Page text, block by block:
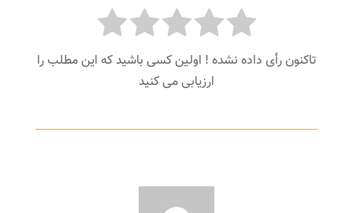
تاکنون رأی داده نشده ! اولین کسی باشید که این مطلب را
ارزیابی می کنید